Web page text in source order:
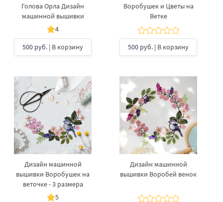
Голова Орла Дизайн
машинной вышивки
4
500 руб. | В корзину
Воробушек и Цветы на
Ветке
500 руб. | В корзину
Дизайн машинной
вышивки Воробушек на
веточке - 3 размера
5
Дизайн машинной
вышивки Воробей венок